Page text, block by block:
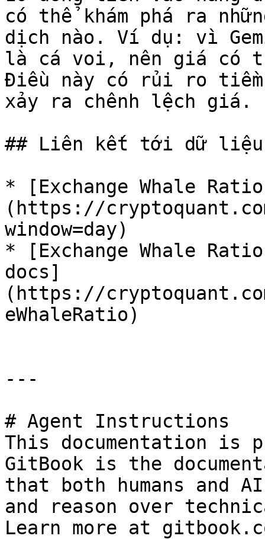
có thể khám phá ra
dịch nào. Ví dụ: vì
là cá voi, nên giá có
Điều này có rủi ro tiềm
xảy ra chênh lệch giá.
## Liên kết tới dữ liệu
* [Exchange Whale
(https://
window=day)
* [Exchange Whale
docs]
(https://
eWhaleRatio)
---
# Agent Instructions
This documentation is
GitBook is the
that both humans and
and reason over
Learn more at